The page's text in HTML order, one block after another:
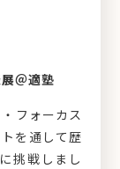
＠適塾
フォーカス
を通して歴
挑戦しまし